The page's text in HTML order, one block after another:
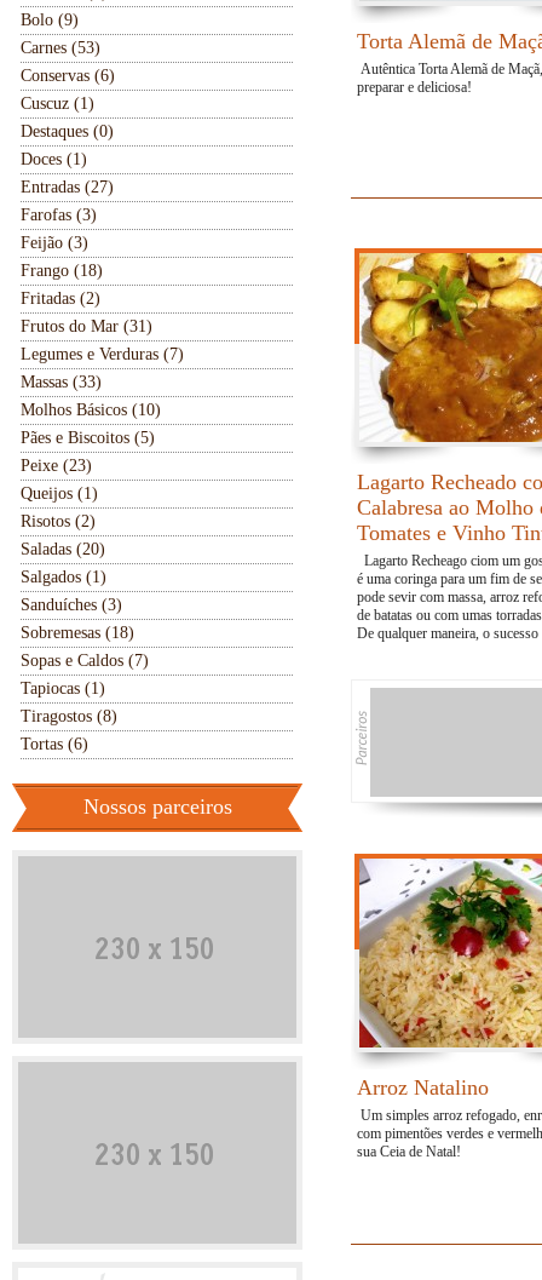
Bolo (9)
Carnes (53)
Conservas (6)
Cuscuz (1)
Destaques (0)
Doces (1)
Entradas (27)
Farofas (3)
Feijão (3)
Frango (18)
Fritadas (2)
Frutos do Mar (31)
Legumes e Verduras (7)
Massas (33)
Molhos Básicos (10)
Pães e Biscoitos (5)
Peixe (23)
Queijos (1)
Risotos (2)
Saladas (20)
Salgados (1)
Sanduíches (3)
Sobremesas (18)
Sopas e Caldos (7)
Tapiocas (1)
Tiragostos (8)
Tortas (6)
Nossos parceiros
Torta Alemã de
Autêntica Torta Alemã de
preparar e deliciosa!
Lagarto Recheado
Calabresa ao Molho
Tomates e Vinho
Lagarto Recheago ciom um
é uma coringa para um fim de
pode sevir com massa, arroz
de batatas ou com umas
De qualquer maneira, o
Arroz Natalino
Um simples arroz refogado,
com pimentões verdes e
sua Ceia de Natal!